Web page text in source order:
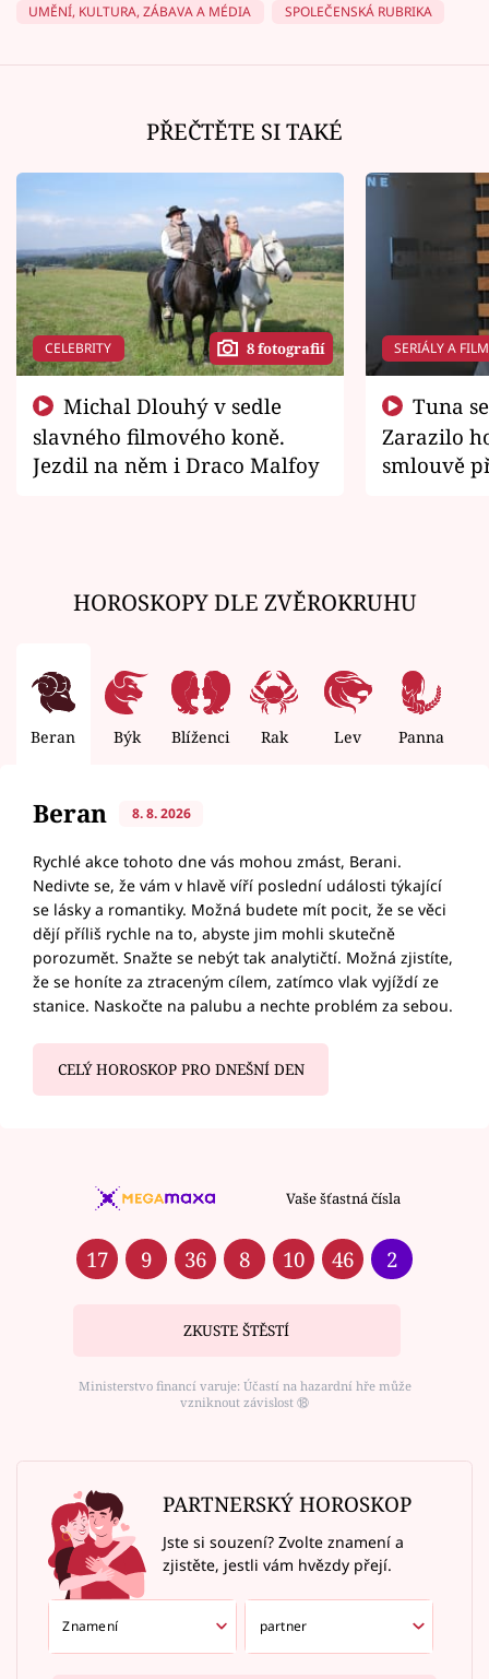
UMĚNÍ, KULTURA, ZÁBAVA A MÉDIA SPOLEČENSKÁ RUBRIKA
PŘEČTĚTE SI TAKÉ
CELEBRITY 8 fotografií
slavného filmového koně.
Jezdil na něm i Draco Malfoy
SERIÁLY A
Zarazilo
smlouvě
HOROSKOPY DLE ZVĚROKRUHU
Beran Býk Blíženci Rak Lev Panna
Beran 8. 8. 2026
Rychlé akce tohoto dne vás mohou zmást, Berani.
Nedivte se, že vám v hlavě víří poslední události týkající
se lásky a romantiky. Možná budete mít pocit, že se věci
dějí příliš rychle na to, abyste jim mohli skutečně
porozumět. Snažte se nebýt tak analytičtí. Možná zjistíte,
že se honíte za ztraceným cílem, zatímco vlak vyjíždí ze
stanice. Naskočte na palubu a nechte problém za sebou.
CELÝ HOROSKOP PRO DNEŠNÍ DEN
Vaše šťastná čísla
17 9 36 8 10 46 2
ZKUSTE ŠTĚSTÍ
Ministerstvo financí varuje: Účastí na hazardní hře může
vzniknout závislost ⑱
PARTNERSKÝ HOROSKOP
Jste si souzení? Zvolte znamení a
zjistěte, jestli vám hvězdy přejí.